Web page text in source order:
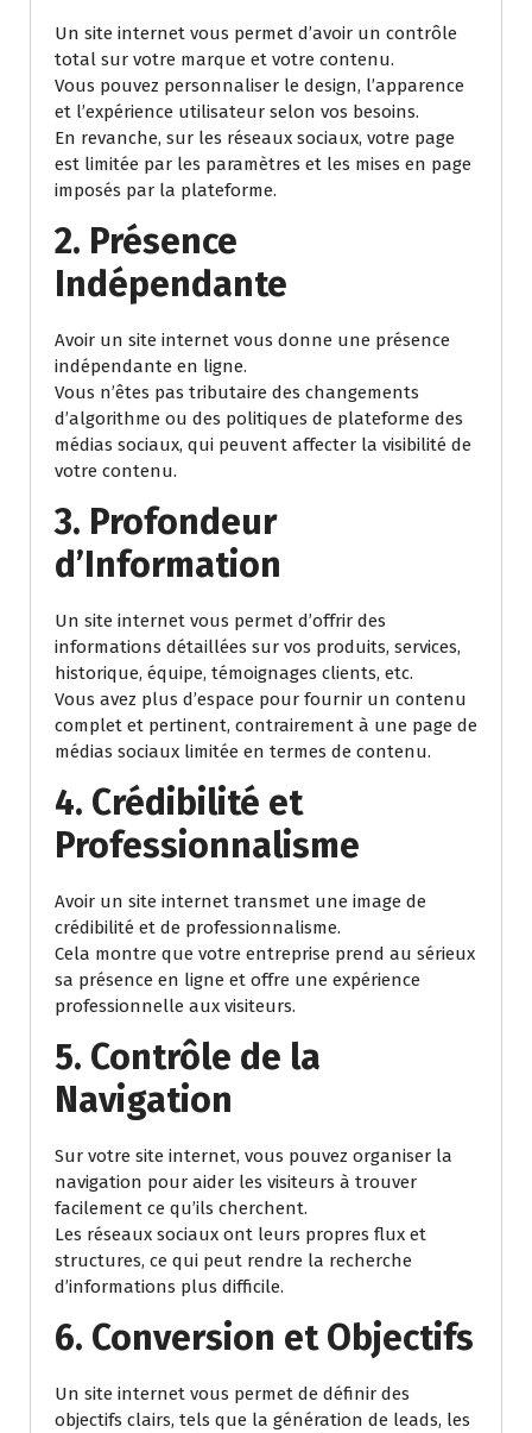
Un site internet vous permet d’avoir un contrôle
total sur votre marque et votre contenu.
Vous pouvez personnaliser le design, l’apparence
et l’expérience utilisateur selon vos besoins.
En revanche, sur les réseaux sociaux, votre page
est limitée par les paramètres et les mises en page
imposés par la plateforme.
2. Présence
Indépendante
Avoir un site internet vous donne une présence
indépendante en ligne.
Vous n’êtes pas tributaire des changements
d’algorithme ou des politiques de plateforme des
médias sociaux, qui peuvent affecter la visibilité de
votre contenu.
3. Profondeur
d’Information
Un site internet vous permet d’offrir des
informations détaillées sur vos produits, services,
historique, équipe, témoignages clients, etc.
Vous avez plus d’espace pour fournir un contenu
complet et pertinent, contrairement à une page de
médias sociaux limitée en termes de contenu.
4. Crédibilité et
Professionnalisme
Avoir un site internet transmet une image de
crédibilité et de professionnalisme.
Cela montre que votre entreprise prend au sérieux
sa présence en ligne et offre une expérience
professionnelle aux visiteurs.
5. Contrôle de la
Navigation
Sur votre site internet, vous pouvez organiser la
navigation pour aider les visiteurs à trouver
facilement ce qu’ils cherchent.
Les réseaux sociaux ont leurs propres flux et
structures, ce qui peut rendre la recherche
d’informations plus difficile.
6. Conversion et Objectifs
Un site internet vous permet de définir des
objectifs clairs, tels que la génération de leads, les